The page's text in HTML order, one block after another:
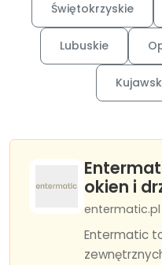
Świętokrzyskie
Lubuskie
okien i
entermatic.pl
Entermatic